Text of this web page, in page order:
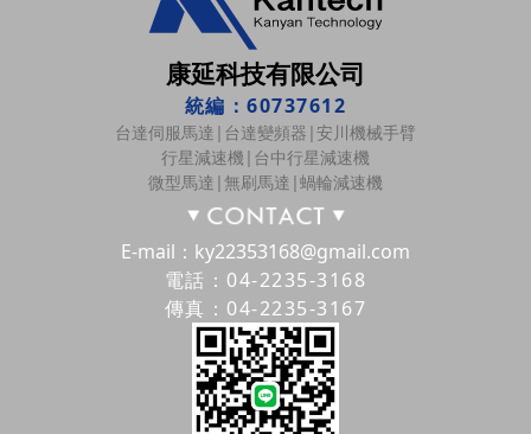
康延科技有限公司
統編：60737612
台達伺服馬達|台達變頻器|安川機械手臂
行星減速機|台中行星減速機
微型馬達|無刷馬達|蝸輪減速機
E-mail：ky22353168@gmail.com
電話：04-2235-3168
傳真：04-2235-3167